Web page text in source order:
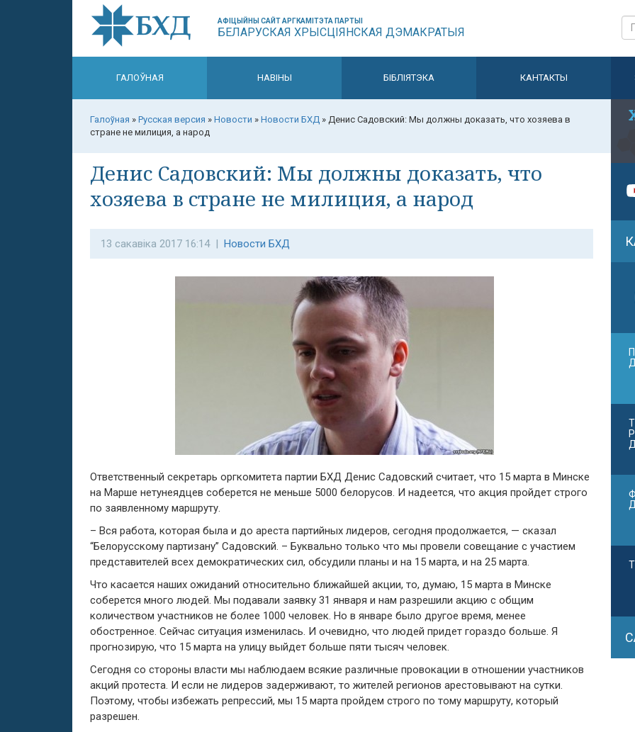
АФІЦЫЙНЫ САЙТ АРГКАМІТЭТА ПАРТЫІ
БЕЛАРУСКАЯ ХРЫСЦІЯНСКАЯ ДЭМАКРАТЫЯ
ГАЛОЎНАЯ НАВІНЫ БІБЛІЯТЭКА КАНТАКТЫ
Галоўная » Русская версия » Новости » Новости БХД » Денис Садовский: Мы должны доказать, что хозяева в
стране не милиция, а народ
Денис Садовский: Мы должны доказать, что
хозяева в стране не милиция, а народ
13 сакавіка 2017 16:14 | Новости БХД
Ответственный секретарь оргкомитета партии БХД Денис Садовский считает, что 15 марта в Минске
на Марше нетунеядцев соберется не меньше 5000 белорусов. И надеется, что акция пройдет строго
по заявленному маршруту.
– Вся работа, которая была и до ареста партийных лидеров, сегодня продолжается, — сказал
“Белорусскому партизану” Садовский. – Буквально только что мы провели совещание с участием
представителей всех демократических сил, обсудили планы и на 15 марта, и на 25 марта.
Что касается наших ожиданий относительно ближайшей акции, то, думаю, 15 марта в Минске
соберется много людей. Мы подавали заявку 31 января и нам разрешили акцию с общим
количеством участников не более 1000 человек. Но в январе было другое время, менее
обостренное. Сейчас ситуация изменилась. И очевидно, что людей придет гораздо больше. Я
прогнозирую, что 15 марта на улицу выйдет больше пяти тысяч человек.
Сегодня со стороны власти мы наблюдаем всякие различные провокации в отношении участников
акций протеста. И если не лидеров задерживают, то жителей регионов арестовывают на сутки.
Поэтому, чтобы избежать репрессий, мы 15 марта пройдем строго по тому маршруту, который
разрешен.